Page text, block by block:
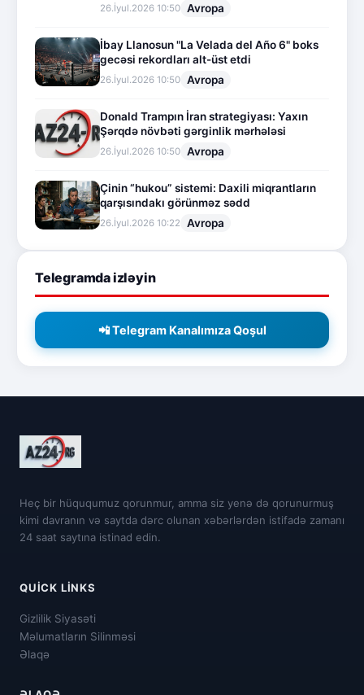
26.İyul.2026 10:50 Avropa
İbay Llanosun "La Velada del Año 6" boks
gecəsi rekordları alt-üst etdi
26.İyul.2026 10:50 Avropa
Donald Trampın İran strategiyası: Yaxın
Şərqdə növbəti gərginlik mərhələsi
26.İyul.2026 10:50 Avropa
Çinin “hukou” sistemi: Daxili miqrantların
qarşısındakı görünməz sədd
26.İyul.2026 10:22 Avropa
Telegramda izləyin
📲 Telegram Kanalımıza Qoşul
Heç bir hüququmuz qorunmur, amma siz yenə də qorunurmuş
kimi davranın və saytda dərc olunan xəbərlərdən istifadə zamanı
24 saat saytına istinad edin.
QUICK LINKS
Gizlilik Siyasəti
Məlumatların Silinməsi
Əlaqə